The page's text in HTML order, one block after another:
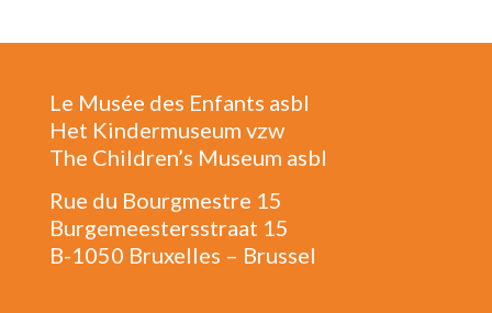
Le Musée des Enfants asbl
Het Kindermuseum vzw
The Children’s Museum asbl
Rue du Bourgmestre 15
Burgemeestersstraat 15
B-1050 Bruxelles – Brussel